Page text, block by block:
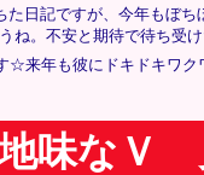
た日記ですが、今年もぼ
ね。不安と期待で待ち受
☆来年も彼にドキドキワ
味なＶ